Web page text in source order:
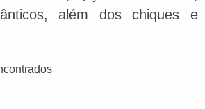
além dos chiques e